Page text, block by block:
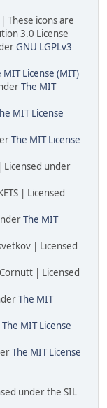
These icons are
3.0 License
GNU LGPLv3
MIT License (MIT)
The MIT
MIT License
The MIT License
Licensed under
| Licensed
The MIT
| Licensed
| Licensed
The MIT
The MIT License
The MIT License
under the SIL